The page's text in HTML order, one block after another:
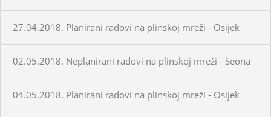
27.04.2018. Planirani radovi na plinskoj mreži - Osijek
02.05.2018. Neplanirani radovi na plinskoj mreži - Seona
04.05.2018. Planirani radovi na plinskoj mreži - Osijek